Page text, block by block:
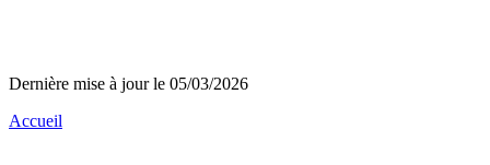
Dernière mise à jour le 05/03/2026
Accueil